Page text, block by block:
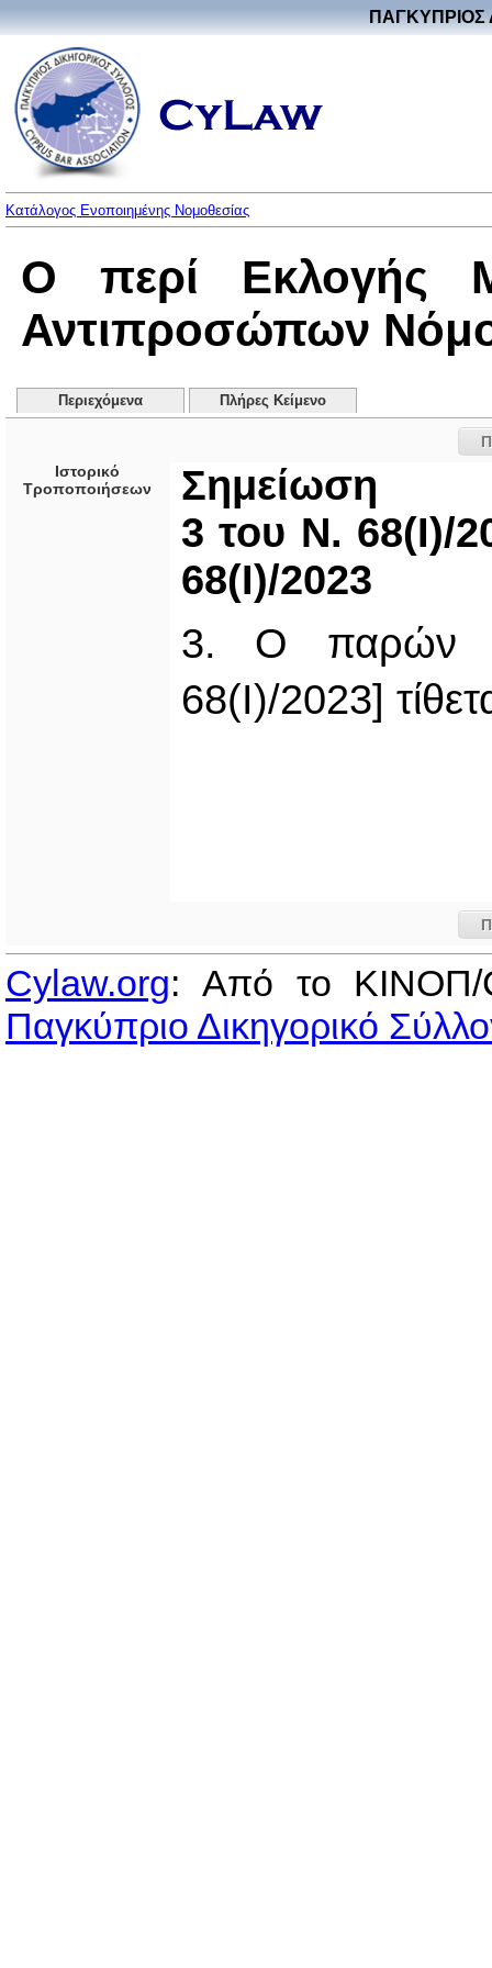
ΠΑΓΚΥΠΡΙΟΣ
Κατάλογος Ενοποιημένης Νομοθεσίας
Ο περί Εκλογής
Αντιπροσώπων
Περιεχόμενα Πλήρες Κείμενο
Ιστορικό
Τροποποιήσεων
Σημείωση
3 του Ν. 68(Ι)/
68(Ι)/2023
3. Ο παρών
68(Ι)/2023]
Cylaw.org: Από το
Παγκύπριο Δικηγορικό